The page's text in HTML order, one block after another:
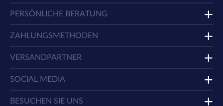
PERSÖNLICHE BERATUNG
ZAHLUNGSMETHODEN
VERSANDPARTNER
SOCIAL MEDIA
BESUCHEN SIE UNS